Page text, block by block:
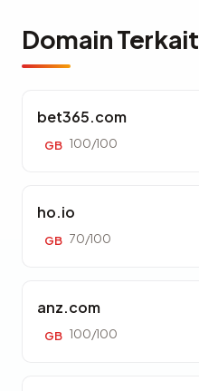
Domain Terkait
bet365.com
GB 100/100
ho.io
GB 70/100
anz.com
GB 100/100